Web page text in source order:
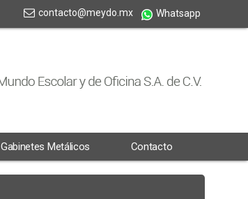
contacto@meydo.mx Whatsapp
Gabinetes Metálicos Contacto